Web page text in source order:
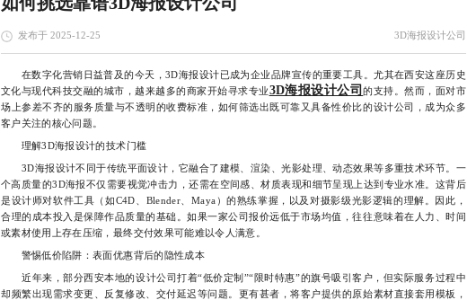
发布于 2025-12-25 3D海报设计公司
在数字化营销日益普及的今天，3D海报设计已成为企业品牌宣传的重要工具。尤其在西安这座历史
文化与现代科技交融的城市，越来越多的商家开始寻求专业3D海报设计公司的支持。然而，面对市
场上参差不齐的服务质量与不透明的收费标准，如何筛选出既可靠又具备性价比的设计公司，成为众多
客户关注的核心问题。
理解3D海报设计的技术门槛
3D海报设计不同于传统平面设计，它融合了建模、渲染、光影处理、动态效果等多重技术环节。一
个高质量的3D海报不仅需要视觉冲击力，还需在空间感、材质表现和细节呈现上达到专业水准。这背后
是设计师对软件工具（如C4D、Blender、Maya）的熟练掌握，以及对摄影级光影逻辑的理解。因此，
合理的成本投入是保障作品质量的基础。如果一家公司报价远低于市场均值，往往意味着在人力、时间
或素材使用上存在压缩，最终交付效果可能难以令人满意。
警惕低价陷阱：表面优惠背后的隐性成本
近年来，部分西安本地的设计公司打着“低价定制”“限时特惠”的旗号吸引客户，但实际服务过程中
却频繁出现需求变更、反复修改、交付延迟等问题。更有甚者，将客户提供的原始素材直接套用模板，